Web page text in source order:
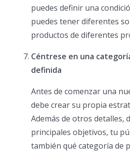
puedes definir una
puedes tener diferentes
productos de diferentes
Céntrese en una
definida
Antes de comenzar una
debe crear su propia
Además de otros detalles,
principales objetivos, tu
también qué categoría de